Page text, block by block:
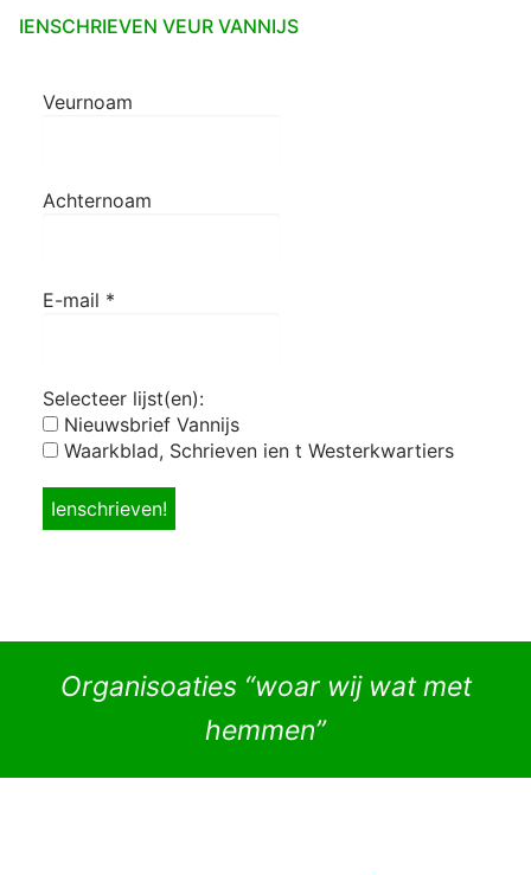
IENSCHRIEVEN VEUR VANNIJS
Veurnoam
Achternoam
E-mail *
Selecteer lijst(en):
Nieuwsbrief Vannijs
Waarkblad, Schrieven ien t Westerkwartiers
Organisoaties “woar wij wat met
hemmen”